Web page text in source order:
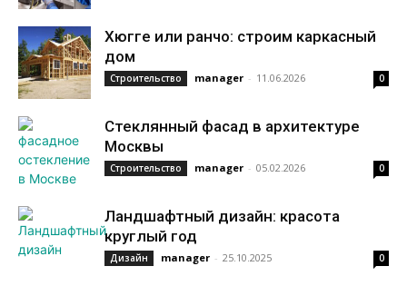
Хюгге или ранчо: строим каркасный
дом
Строительство manager - 11.06.2026 0
Стеклянный фасад в архитектуре
Москвы
Строительство manager - 05.02.2026 0
Ландшафтный дизайн: красота
круглый год
Дизайн manager - 25.10.2025 0